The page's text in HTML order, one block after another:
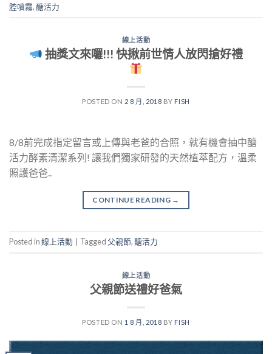
腔噴霧,醣活力
線上活動
抽獎文來囉!!! 快揪前世情人放閃搶好禮
POSTED ON 2 8 月, 2018 BY FISH
8/8前完成指定留言或上傳與老爸的合照，就有機會抽中醣
活力酵素清潔系列! 讓我們獨家研發的天然植萃配方，溫柔
照護爸爸..
CONTINUE READING →
Posted in線上活動 Tagged 父親節,醣活力
線上活動
父親節送禮好爸氣
POSTED ON 1 8 月, 2018 BY FISH